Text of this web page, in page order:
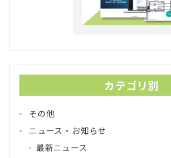
カテゴリ別
その他
ニュース・お知らせ
最新ニュース